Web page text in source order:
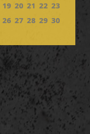
19 20 21 22 23
26 27 28 29 30